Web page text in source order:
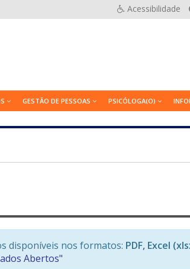
Acessibilidade
GESTÃO DE PESSOAS PSICÓLOGA(O)
disponíveis nos formatos: PDF, Excel
Abertos"